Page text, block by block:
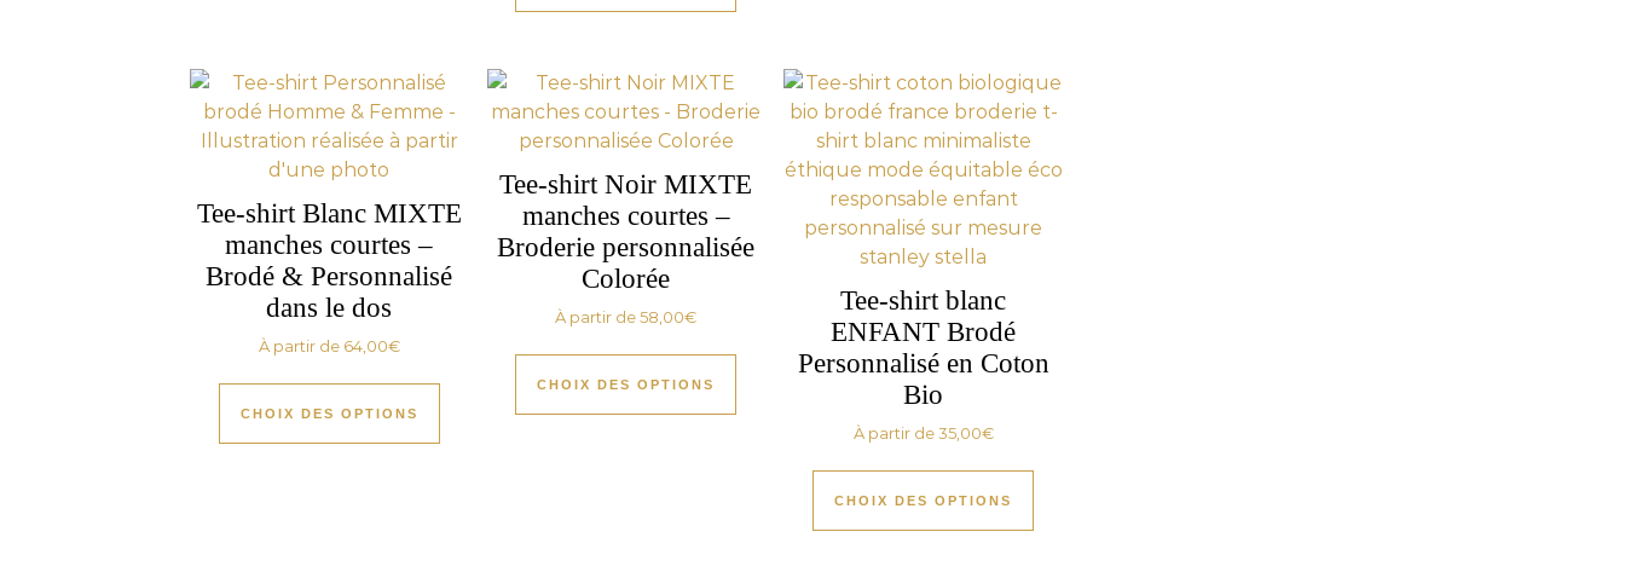
Tee-shirt Blanc MIXTE
manches courtes –
Brodé & Personnalisé
dans le dos
À partir de 64,00€
CHOIX DES OPTIONS
Tee-shirt Noir MIXTE
manches courtes –
Broderie personnalisée
Colorée
À partir de58,00€
CHOIX DES OPTIONS
Tee-shirt blanc
ENFANT Brodé
Personnalisé en Coton
Bio
À partir de35,00€
CHOIX DES OPTIONS